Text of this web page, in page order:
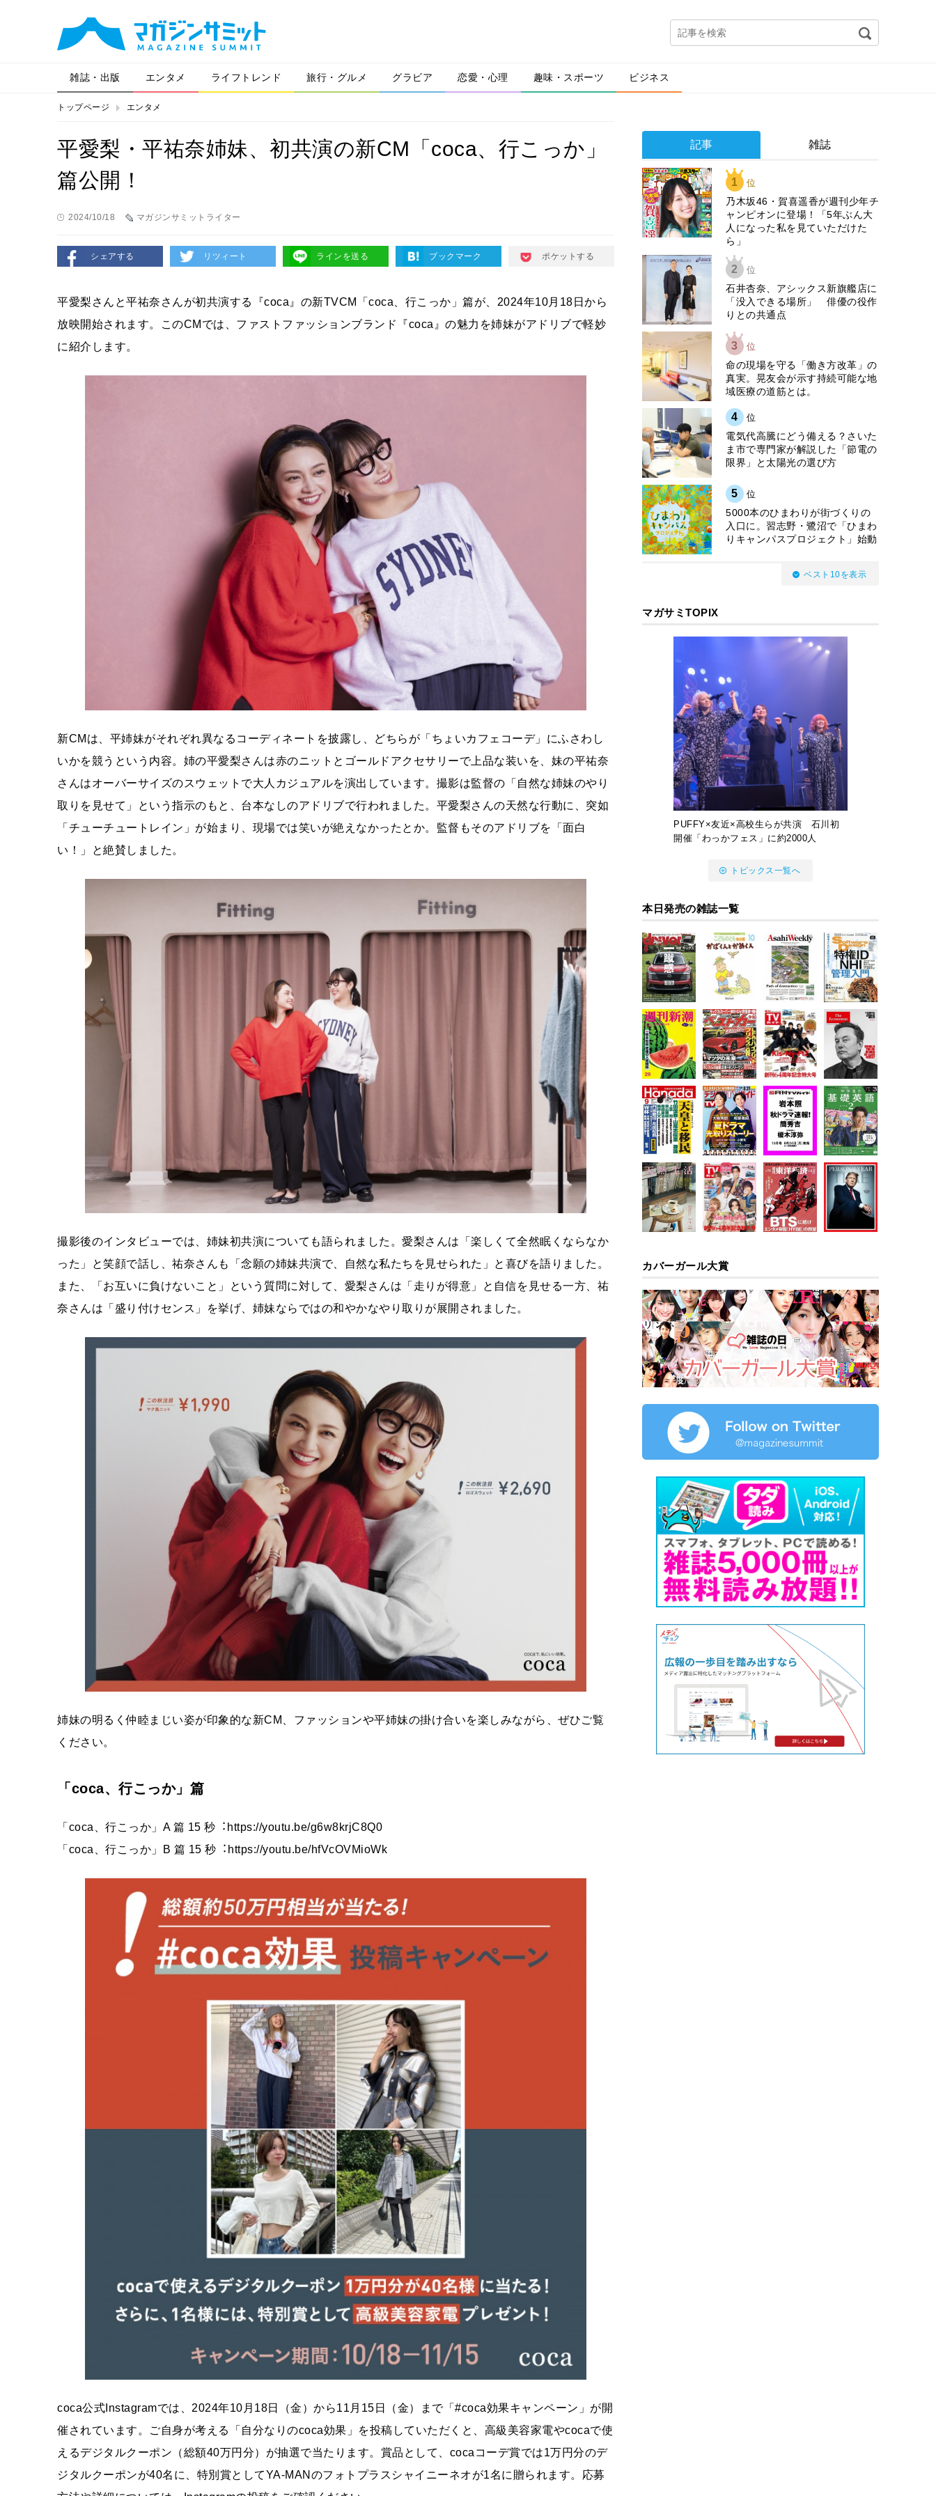
雑誌・出版 エンタメ ライフトレンド 旅行・グルメ グラビア 恋愛・心理 趣味・スポーツ ビジネス
トップページ エンタメ
平愛梨・平祐奈姉妹、初共演の新CM「coca、行こっか」
篇公開！
2024/10/18 マガジンサミットライター
シェアする リツィート ラインを送る ブックマーク ポケットする
平愛梨さんと平祐奈さんが初共演する『coca』の新TVCM「coca、行こっか」篇が、2024年10月18日から
放映開始されます。このCMでは、ファストファッションブランド『coca』の魅力を姉妹がアドリブで軽妙
に紹介します。
新CMは、平姉妹がそれぞれ異なるコーディネートを披露し、どちらが「ちょいカフェコーデ」にふさわし
いかを競うという内容。姉の平愛梨さんは赤のニットとゴールドアクセサリーで上品な装いを、妹の平祐奈
さんはオーバーサイズのスウェットで大人カジュアルを演出しています。撮影は監督の「自然な姉妹のやり
取りを見せて」という指示のもと、台本なしのアドリブで行われました。平愛梨さんの天然な行動に、突如
「チューチュートレイン」が始まり、現場では笑いが絶えなかったとか。監督もそのアドリブを「面白
い！」と絶賛しました。
撮影後のインタビューでは、姉妹初共演についても語られました。愛梨さんは「楽しくて全然眠くならなか
った」と笑顔で話し、祐奈さんも「念願の姉妹共演で、自然な私たちを見せられた」と喜びを語りました。
また、「お互いに負けないこと」という質問に対して、愛梨さんは「走りが得意」と自信を見せる一方、祐
奈さんは「盛り付けセンス」を挙げ、姉妹ならではの和やかなやり取りが展開されました。
姉妹の明るく仲睦まじい姿が印象的な新CM、ファッションや平姉妹の掛け合いを楽しみながら、ぜひご覧
ください。
「coca、⾏こっか」篇
「coca、⾏こっか」A 篇 15 秒︓https://youtu.be/g6w8krjC8Q0
「coca、⾏こっか」B 篇 15 秒︓https://youtu.be/hfVcOVMioWk
coca公式Instagramでは、2024年10月18日（金）から11月15日（金）まで「#coca効果キャンペーン」が開
催されています。ご自身が考える「自分なりのcoca効果」を投稿していただくと、高級美容家電やcocaで使
えるデジタルクーポン（総額40万円分）が抽選で当たります。賞品として、cocaコーデ賞では1万円分のデ
ジタルクーポンが40名に、特別賞としてYA-MANのフォトプラスシャイニーネオが1名に贈られます。応募
記事 雑誌
1 位
乃木坂46・賀喜遥香が週刊少年チ
ャンピオンに登場！「5年ぶん大
人になった私を見ていただけた
ら」
2 位
石井杏奈、アシックス新旗艦店に
「没入できる場所」 俳優の役作
りとの共通点
3 位
​命の現場を守る「働き方改革」の
真実。晃友会が示す持続可能な地
域医療の道筋とは。
4 位
電気代高騰にどう備える？さいた
ま市で専門家が解説した「節電の
限界」と太陽光の選び方
5 位
5000本のひまわりが街づくりの
入口に。習志野・鷺沼で「ひまわ
りキャンパスプロジェクト」始動
ベスト10を表示
マガサミTOPIX
PUFFY×友近×高校生らが共演 石川初
開催「わっかフェス」に約2000人
トピックス一覧へ
本日発売の雑誌一覧
カバーガール大賞